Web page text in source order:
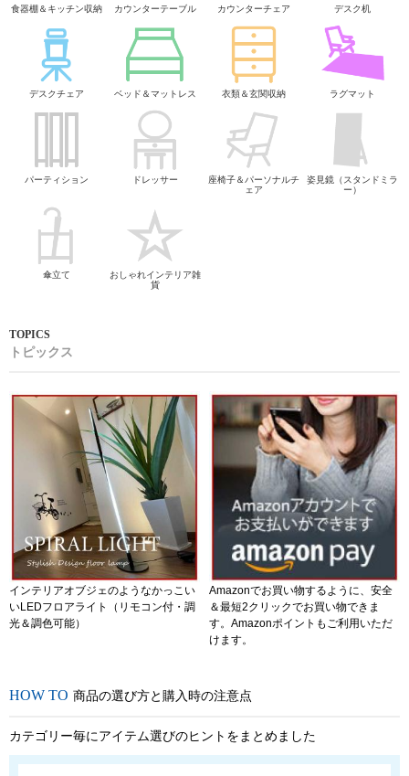
食器棚＆キッチン収納 カウンターテーブル カウンターチェア デスク机
デスクチェア ベッド＆マットレス 衣類＆玄関収納 ラグマット
パーティション ドレッサー
座椅子＆パーソナルチ
ェア
姿見鏡（スタンドミラ
ー）
傘立て
おしゃれインテリア雑
貨
トピックス
インテリアオブジェのようなかっこい
いLEDフロアライト（リモコン付・調
光＆調色可能）
Amazonでお買い物するように、安全
＆最短2クリックでお買い物できま
す。Amazonポイントもご利用いただ
けます。
商品の選び方と購入時の注意点
カテゴリー毎にアイテム選びのヒントをまとめました